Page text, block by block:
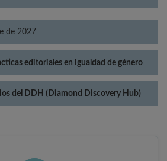
de 2027
editoriales en igualdad de género
del DDH (Diamond Discovery Hub)